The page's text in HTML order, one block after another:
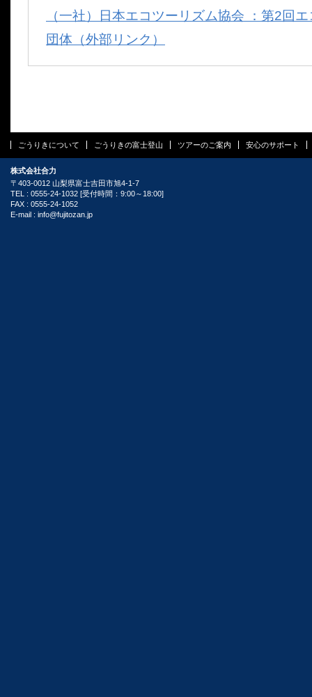
（一社）日本エコツーリズム協会 ：第2回
団体（外部リンク）
ごうりきについて ごうりきの富士登山 ツアーのご案内 安心のサポート
株式会社合力
〒403-0012 山梨県富士吉田市旭4-1-7
TEL : 0555-24-1032 [受付時間：9:00～18:00]
FAX : 0555-24-1052
E-mail : info@fujitozan.jp